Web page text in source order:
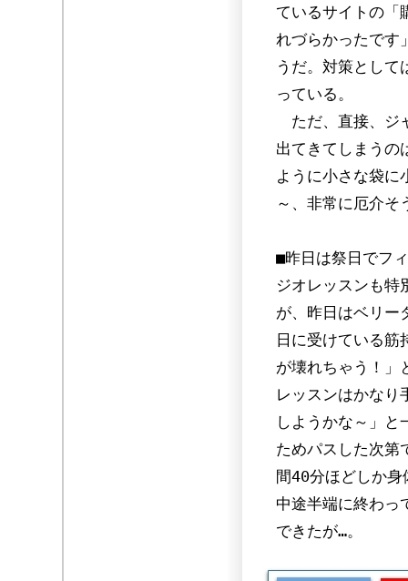
ているサイトの「
れづらかったです
うだ。対策として
っている。
ただ、直接、ジ
出てきてしまうの
ように小さな袋に
～、非常に厄介そ
■昨日は祭日でフ
ジオレッスンも特
が、昨日はベリー
日に受けている
が壊れちゃう！」
レッスンはかなり
しようかな～」と
ためパスした次第
間40分ほどしか
中途半端に終わっ
できたが…。